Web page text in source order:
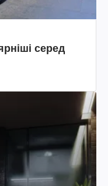
серед